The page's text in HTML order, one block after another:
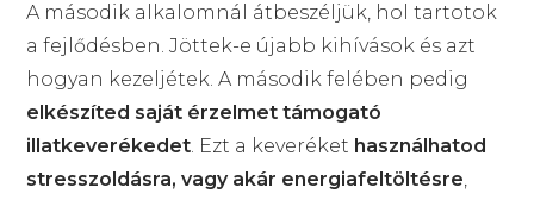
A második alkalomnál átbeszéljük, hol tartotok
a fejlődésben. Jöttek-e újabb kihívások és azt
hogyan kezeljétek. A második felében pedig
elkészíted saját érzelmet támogató
illatkeverékedet. Ezt a keveréket használhatod
stresszoldásra, vagy akár energiafeltöltésre,